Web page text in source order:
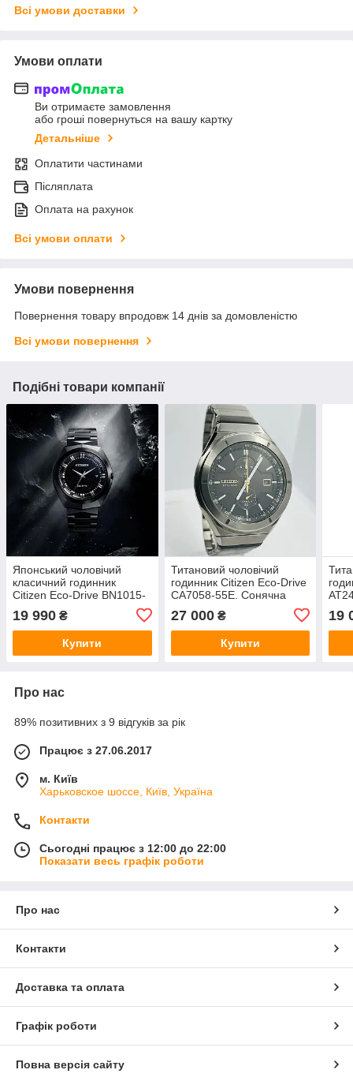
Всі умови доставки
Умови оплати
Ви отримаєте замовлення
або гроші повернуться на вашу картку
Детальніше
Оплатити частинами
Післяплата
Оплата на рахунок
Всі умови оплати
Умови повернення
Повернення товару впродовж 14 днів за домовленістю
Всі умови повернення
Подібні товари компанії
Японський чоловічий
класичний годинник
Citizen Eco-Drive BN1015-
52E на сонячній батареї,
сапфірове скло
19 990 ₴
Купити
Титановий чоловічий
годинник Citizen Eco-Drive
CA7058-55E. Сонячна
сапфірове скло, РРЦ $675
27 000₴
Купити
19
Про нас
89% позитивних з 9 відгуків за рік
Працює з 27.06.2017
м. Київ
Харьковское шоссе, Київ, Україна
Контакти
Сьогодні працює з 12:00 до 22:00
Показати весь графік роботи
Про нас
Контакти
Доставка та оплата
Графік роботи
Повна версія сайту